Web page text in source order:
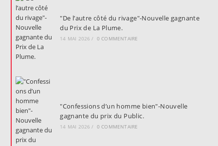
"De l’autre côté du rivage"-Nouvelle gagnante
du Prix de La Plume.
14 MAI 2026 / 0 COMMENTAIRE
"Confessions d’un homme bien"-Nouvelle
gagnante du prix du Public.
14 MAI 2026 / 0 COMMENTAIRE